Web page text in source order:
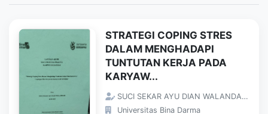
STRATEGI COPING STRES
DALAM MENGHADAPI
TUNTUTAN KERJA PADA
KARYAW...
SUCI SEKAR AYU DIAN WALANDARI;
Universitas Bina Darma